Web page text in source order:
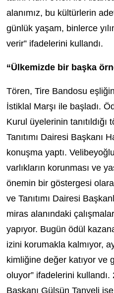
alanımız, bu kültürlerin
günlük yaşam, binlerce
verir” ifadelerini kullandı.
“Ülkemizde bir başka
Tören, Tire Bandosu
İstiklal Marşı ile başladı.
Kurul üyelerinin
Tanıtımı Dairesi Başkanı
konuşma yaptı.
varlıkların korunması ve
önemin bir göstergesi
ve Tanıtımı Dairesi
miras alanındaki
yapıyor. Bugün ödül
izini korumakla kalmıyor,
kimliğine değer katıyor ve
oluyor” ifadelerini
Başkanı Gülsün Tanyeli